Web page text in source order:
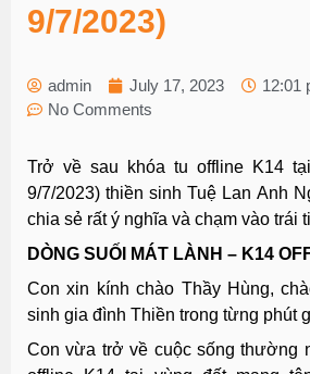
9/7/2023)
admin July 17, 2023
12:01
No Comments
Trở về sau khóa tu offline K14
9/7/2023) thiền sinh Tuệ Lan Anh
chia sẻ rất ý nghĩa và chạm vào trái
DÒNG SUỐI MÁT LÀNH – K14
Con xin kính chào Thầy Hùng,
sinh gia đình Thiền trong từng phút
Con vừa trở về cuộc sống thường